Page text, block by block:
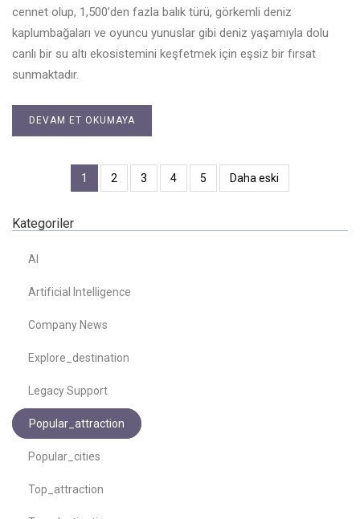
cennet olup, 1,500’den fazla balık türü, görkemli deniz
kaplumbağaları ve oyuncu yunuslar gibi deniz yaşamıyla dolu
canlı bir su altı ekosistemini keşfetmek için eşsiz bir fırsat
sunmaktadır.
DEVAM ET OKUMAYA
1 2 3 4 5 Daha eski
Kategoriler
AI
Artificial Intelligence
Company News
Explore_destination
Legacy Support
Popular_attraction
Popular_cities
Top_attraction